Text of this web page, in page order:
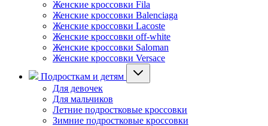
Женские кроссовки Fila
Женские кроссовки Balenciaga
Женские кроссовки Lacoste
Женские кроссовки off-white
Женские кроссовки Saloman
Женские кроссовки Versace
Подросткам и детям
Для девочек
Для мальчиков
Летние подростковые кроссовки
Зимние подростковые кроссовки